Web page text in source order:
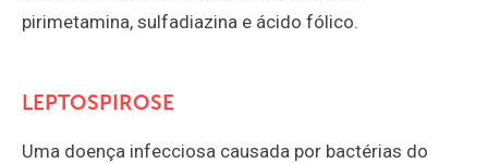
pirimetamina, sulfadiazina e ácido fólico.
LEPTOSPIROSE
Uma doença infecciosa causada por bactérias do